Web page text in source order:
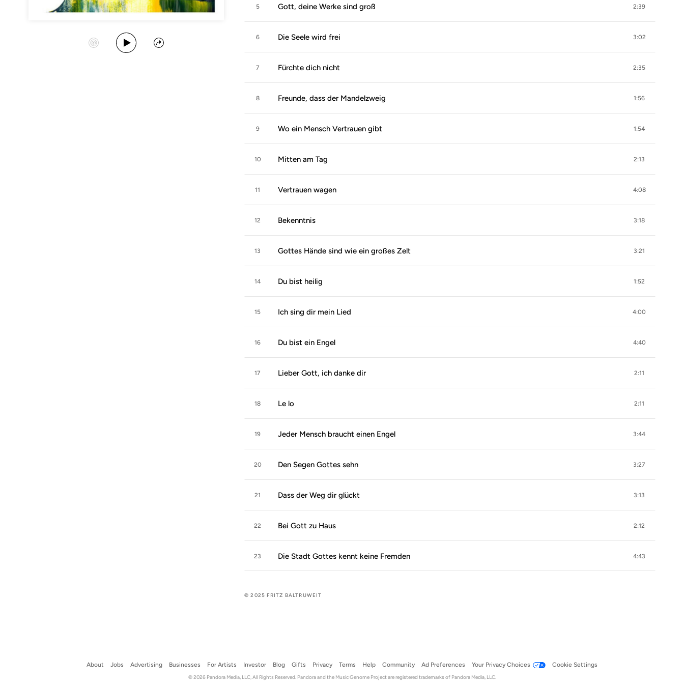
Start Station
Play Album
Share
5 Gott, deine Werke sind groß 2:39
6 Die Seele wird frei 3:02
7 Fürchte dich nicht 2:35
8 Freunde, dass der Mandelzweig 1:56
9 Wo ein Mensch Vertrauen gibt 1:54
10 Mitten am Tag 2:13
11 Vertrauen wagen 4:08
12 Bekenntnis 3:18
13 Gottes Hände sind wie ein großes Zelt 3:21
14 Du bist heilig 1:52
15 Ich sing dir mein Lied 4:00
16 Du bist ein Engel 4:40
17 Lieber Gott, ich danke dir 2:11
18 Le lo 2:11
19 Jeder Mensch braucht einen Engel 3:44
20 Den Segen Gottes sehn 3:27
21 Dass der Weg dir glückt 3:13
22 Bei Gott zu Haus 2:12
23 Die Stadt Gottes kennt keine Fremden 4:43
© 2025 FRITZ BALTRUWEIT
About Jobs Advertising Businesses For Artists Investor Blog Gifts Privacy Terms Help Community Ad Preferences Your Privacy Choices Cookie Settings
© 2026 Pandora Media, LLC, All Rights Reserved. Pandora and the Music Genome Project are registered trademarks of Pandora Media, LLC.